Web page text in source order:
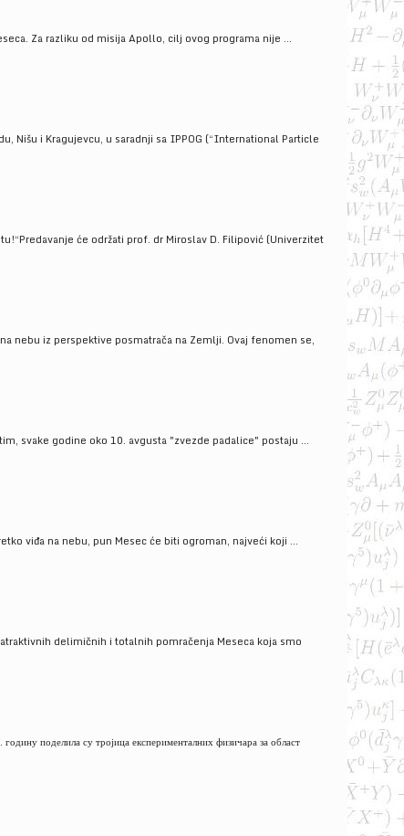
Za razliku od misija Apollo, cilj ovog programa nije ...
Nišu i Kragujevcu, u saradnji sa IPPOG (“International Particle
će održati prof. dr Miroslav D. Filipović (Univerzitet
nebu iz perspektive posmatrača na Zemlji. Ovaj fenomen se,
svake godine oko 10. avgusta "zvezde padalice" postaju ...
viđa na nebu, pun Mesec će biti ogroman, najveći koji ...
delimičnih i totalnih pomračenja Meseca koja smo
поделила су тројица експерименталних физичара за област